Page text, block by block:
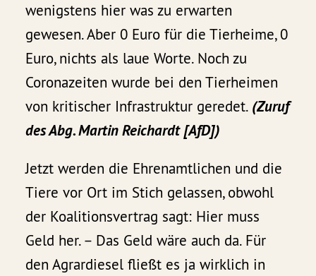
wenigstens hier was zu erwarten
gewesen. Aber 0 Euro für die Tierheime, 0
Euro, nichts als laue Worte. Noch zu
Coronazeiten wurde bei den Tierheimen
von kritischer Infrastruktur geredet. (Zuruf
des Abg. Martin Reichardt [AfD])
Jetzt werden die Ehrenamtlichen und die
Tiere vor Ort im Stich gelassen, obwohl
der Koalitionsvertrag sagt: Hier muss
Geld her. – Das Geld wäre auch da. Für
den Agrardiesel fließt es ja wirklich in